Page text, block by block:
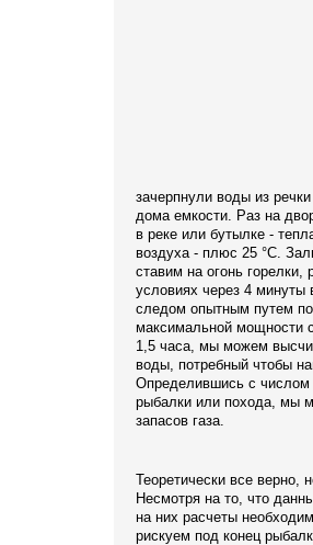
зачерпнули воды из
дома емкости. Раз на
в реке или бутылке -
воздуха - плюс 25 °С.
ставим на огонь
условиях через 4 минуты
следом опытным путем
максимальной мощности
1,5 часа, мы можем
воды, потребный чтобы
Определившись с числом
рыбалки или похода, мы
запасов газа.
Теоретически все верно,
Несмотря на то, что
на них расчеты
рискуем под конец